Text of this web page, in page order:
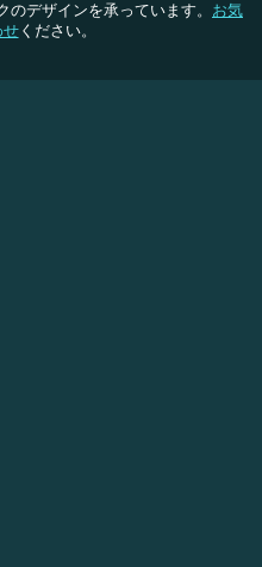
デザインを承っています。 お気
せください。